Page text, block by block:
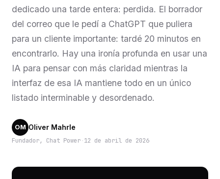
dedicado una tarde entera: perdida. El borrador
del correo que le pedí a ChatGPT que puliera
para un cliente importante: tardé 20 minutos en
encontrarlo. Hay una ironía profunda en usar una
IA para pensar con más claridad mientras la
interfaz de esa IA mantiene todo en un único
listado interminable y desordenado.
OM Oliver Mahrle
Fundador, Chat Power ·12 de abril de 2026